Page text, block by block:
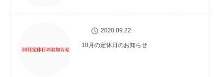
2020.09.22
10月の定休日のお知らせ